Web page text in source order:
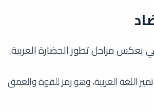
يعكس مراحل تطور الحضارة العربية.
اللغة العربية، وهو رمز للقوة والعمق